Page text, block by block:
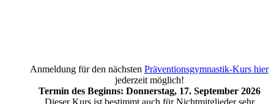
Anmeldung für den nächsten Präventionsgymnastik-Kurs hier
jederzeit möglich!
Termin des Beginns: Donnerstag, 17. September 2026
Dieser Kurs ist bestimmt auch für Nichtmitglieder sehr